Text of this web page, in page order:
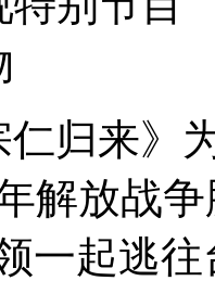
归来》
解放战
一起逃